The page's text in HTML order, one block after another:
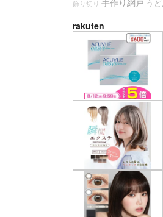
飾り切り 手作り網戸 う
rakuten